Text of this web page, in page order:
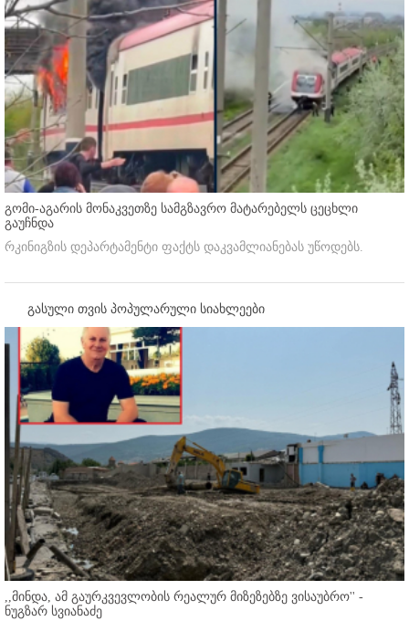
გომი-აგარის მონაკვეთზე სამგზავრო მატარებელს ცეცხლი
გაუჩნდა
რკინიგზის დეპარტამენტი ფაქტს დაკვამლიანებას უწოდებს.
გასული თვის პოპულარული სიახლეები
,,მინდა, ამ გაურკვევლობის რეალურ მიზეზებზე ვისაუბრო'' -
ნუგზარ სვიანაძე